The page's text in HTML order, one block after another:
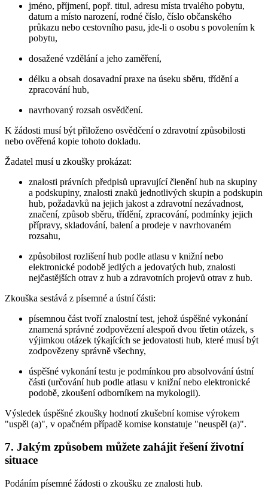
jméno, příjmení, popř. titul, adresu místa trvalého pobytu,
datum a místo narození, rodné číslo, číslo občanského
průkazu nebo cestovního pasu, jde-li o osobu s povolením k
pobytu,
dosažené vzdělání a jeho zaměření,
délku a obsah dosavadní praxe na úseku sběru, třídění a
zpracování hub,
navrhovaný rozsah osvědčení.
K žádosti musí být přiloženo osvědčení o zdravotní způsobilosti
nebo ověřená kopie tohoto dokladu.
Žadatel musí u zkoušky prokázat:
znalosti právních předpisů upravující členění hub na skupiny
a podskupiny, znalosti znaků jednotlivých skupin a podskupin
hub, požadavků na jejich jakost a zdravotní nezávadnost,
značení, způsob sběru, třídění, zpracování, podmínky jejich
přípravy, skladování, balení a prodeje v navrhovaném
rozsahu,
způsobilost rozlišení hub podle atlasu v knižní nebo
elektronické podobě jedlých a jedovatých hub, znalosti
nejčastějších otrav z hub a zdravotních projevů otrav z hub.
Zkouška sestává z písemné a ústní části:
písemnou část tvoří znalostní test, jehož úspěšné vykonání
znamená správné zodpovězení alespoň dvou třetin otázek, s
výjimkou otázek týkajících se jedovatosti hub, které musí být
zodpovězeny správně všechny,
úspěšné vykonání testu je podmínkou pro absolvování ústní
části (určování hub podle atlasu v knižní nebo elektronické
podobě, zkoušení odborníkem na mykologii).
Výsledek úspěšné zkoušky hodnotí zkušební komise výrokem
"uspěl (a)", v opačném případě komise konstatuje "neuspěl (a)".
7. Jakým způsobem můžete zahájit řešení životní
situace
Podáním písemné žádosti o zkoušku ze znalosti hub.